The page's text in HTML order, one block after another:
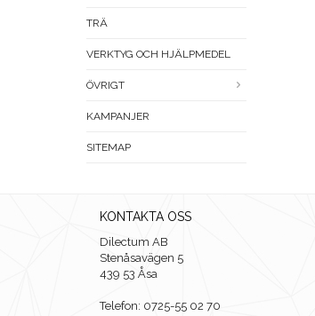
TRÄ
VERKTYG OCH HJÄLPMEDEL
ÖVRIGT
KAMPANJER
SITEMAP
KONTAKTA OSS
Dilectum AB
Stenåsavägen 5
439 53 Åsa
Telefon: 0725-55 02 70